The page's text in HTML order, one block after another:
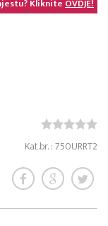
KlikniteOVDJE!
Kat.br. : 750URRT2